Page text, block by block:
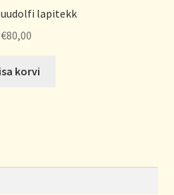
lapitekk
€80,00
korvi